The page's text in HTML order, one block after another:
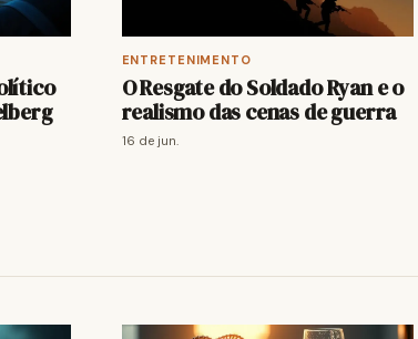
ENTRETENIMENTO
O Resgate do Soldado Ryan e o
realismo das cenas de guerra
16 de jun.